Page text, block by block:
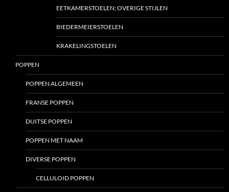
EETKAMERSTOELEN; OVERIGE STIJLEN
BIEDERMEIERSTOELEN
KRAKELINGSTOELEN
POPPEN
POPPEN ALGEMEEN
FRANSE POPPEN
DUITSE POPPEN
POPPEN MET NAAM
DIVERSE POPPEN
CELLULOID POPPEN